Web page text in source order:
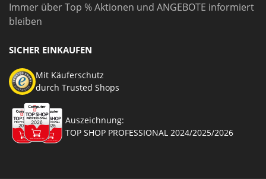
Immer über Top % Aktionen und ANGEBOTE informiert
bleiben
SICHER EINKAUFEN
Mit Käuferschutz
durch Trusted Shops
Auszeichnung:
TOP SHOP PROFESSIONAL 2024/2025/2026